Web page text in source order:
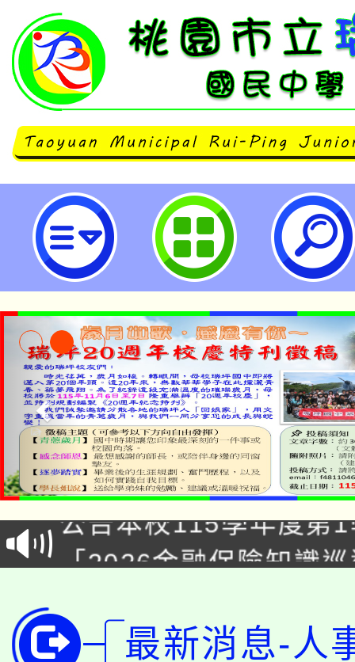
行政院所屬中央及地方各機關學校
功以下獎勵令電子化措施（以下簡
措施），自113年1月1日起施行-
中學
淨零綠領人才培育課程
公告本校115學年度第
代理(課)教師甄選結果
「2026金融保險知識
生本土語及新住民語歌
公告本校115學年度第
最新消息-人